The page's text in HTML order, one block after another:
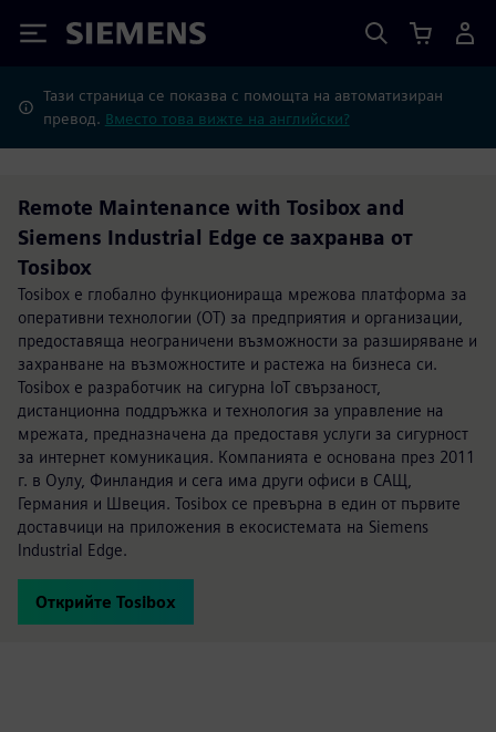
Siemens
Тази страница се показва с помощта на автоматизиран
превод. Вместо това вижте на английски?
Remote Maintenance with Tosibox and
Siemens Industrial Edge се захранва от
Tosibox
Tosibox е глобално функционираща мрежова платформа за
оперативни технологии (OT) за предприятия и организации,
предоставяща неограничени възможности за разширяване и
захранване на възможностите и растежа на бизнеса си.
Tosibox е разработчик на сигурна IoT свързаност,
дистанционна поддръжка и технология за управление на
мрежата, предназначена да предоставя услуги за сигурност
за интернет комуникация. Компанията е основана през 2011
г. в Оулу, Финландия и сега има други офиси в САЩ,
Германия и Швеция. Tosibox се превърна в един от първите
доставчици на приложения в екосистемата на Siemens
Industrial Edge.
Открийте Tosibox